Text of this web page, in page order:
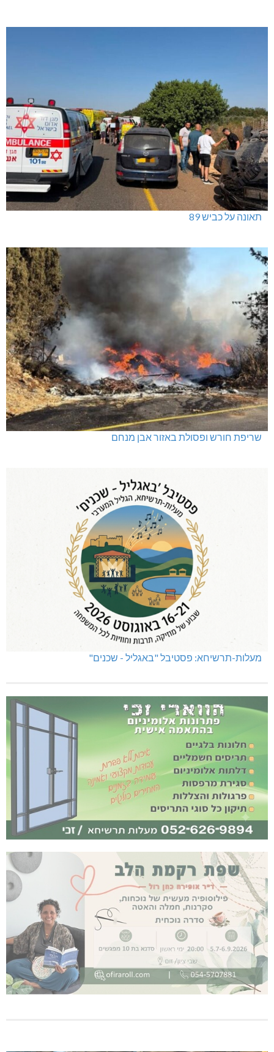
תאונה על כביש 89
שריפת חורש ופסולת באזור אבן מנחם
מעלות-תרשיחא: פסטיבל "באגליל - שכנים"